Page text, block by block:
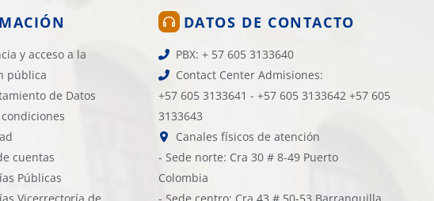
y acceso a la
pública
de Datos
cuentas
Públicas
DATOS DE CONTACTO
PBX: + 57 605 3133640
Contact Center Admisiones:
+57 605 3133641 - +57 605 3133642 +57 605
3133643
Canales físicos de atención
- Sede norte: Cra 30 # 8-49 Puerto
Colombia